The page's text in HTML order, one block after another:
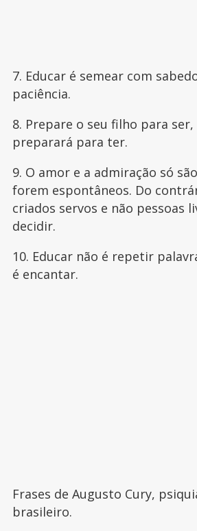
7. Educar é semear com
paciência.
8. Prepare o seu filho para
preparará para ter.
9. O amor e a admiração só
forem espontâneos. Do
criados servos e não pessoas
decidir.
10. Educar não é repetir
é encantar.
Frases de Augusto Cury,
brasileiro.